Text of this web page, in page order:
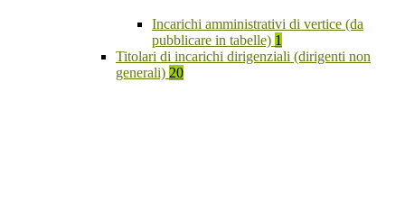
Incarichi amministrativi di vertice (da
pubblicare in tabelle) 1
Titolari di incarichi dirigenziali (dirigenti non
generali) 20